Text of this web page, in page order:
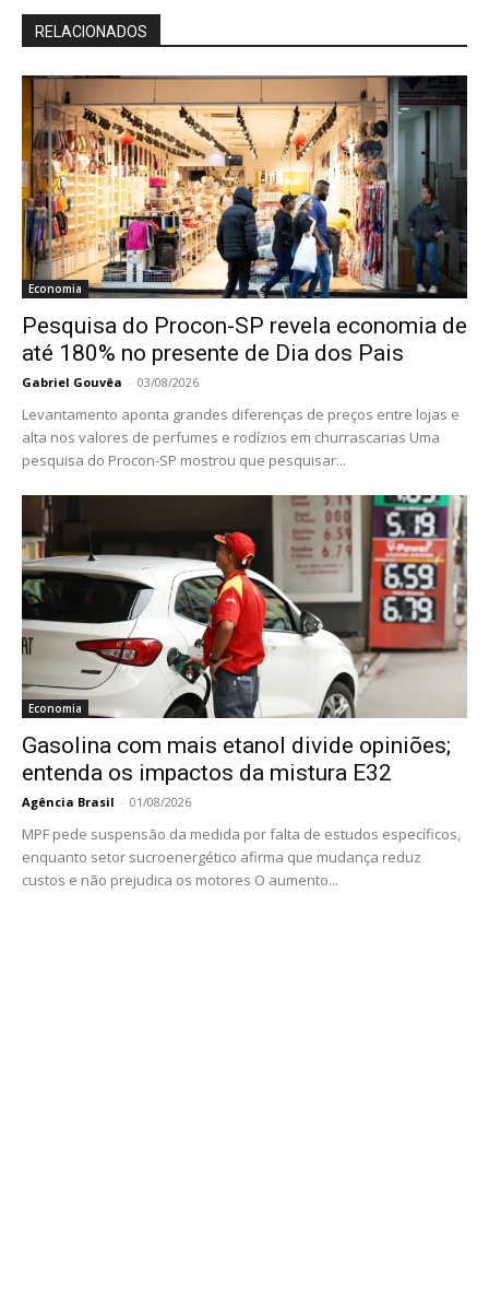
RELACIONADOS
Economia
Pesquisa do Procon-SP revela economia de
até 180% no presente de Dia dos Pais
Gabriel Gouvêa - 03/08/2026
Levantamento aponta grandes diferenças de preços entre lojas e
alta nos valores de perfumes e rodízios em churrascarias Uma
pesquisa do Procon-SP mostrou que pesquisar...
Economia
Gasolina com mais etanol divide opiniões;
entenda os impactos da mistura E32
Agência Brasil - 01/08/2026
MPF pede suspensão da medida por falta de estudos específicos,
enquanto setor sucroenergético afirma que mudança reduz
custos e não prejudica os motores O aumento...